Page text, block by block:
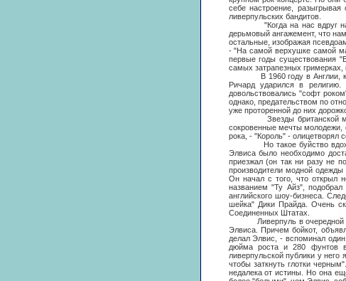
себе настроение,
ливерпульских бандитов.
"Когда на нас вдруг
дерьмовый ангажемент, что
остальные, изображая
- "На самой верхушке самой
первые годы существования
самых затрапезных гримерках,
В 1960 году в Англии, как
Ричард ударился в религию.
довольствовались "софт
однако, предательством по
уже проторенной до них
Звезды британской
сокровенные мечты молодежи,
рока, - "Король" - олицетворял
Но такое буйство
Элвиса было необходимо
приезжал (он так ни разу не
производители модной
Он начал с того, что открыл
названием "Ту Айз",
английского шоу-бизнеса.
шейка" Дики Прайда. Очень
Соединенных Штатах.
Ливерпуль в очередной раз
Элвиса. Причем бойкот,
делал Элвис, - вспоминал
дюйма роста и 280 фунтов
ливерпульской публики у
чтобы заткнуть глотки
недалека от истины. Но она